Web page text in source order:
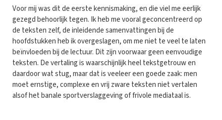
Voor mij was dit de eerste kennismaking, en die viel me eerlijk
gezegd behoorlijk tegen. Ik heb me vooral geconcentreerd op
de teksten zelf, de inleidende samenvattingen bij de
hoofdstukken heb ik overgeslagen, om me niet te veel te laten
beïnvloeden bij de lectuur. Dit zijn voorwaar geen eenvoudige
teksten. De vertaling is waarschijnlijk heel tekstgetrouw en
daardoor wat stug, maar dat is veeleer een goede zaak: men
moet ernstige, complexe en vrij zware teksten niet vertalen
alsof het banale sportverslaggeving of frivole mediataal is.